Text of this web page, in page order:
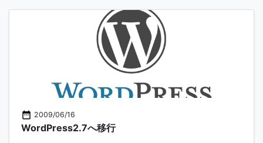
2009/06/16
WordPress2.7へ移行